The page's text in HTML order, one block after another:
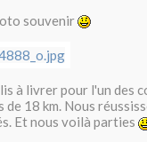
souvenir
à livrer pour l'un des
18 km. Nous
Et nous voilà parties